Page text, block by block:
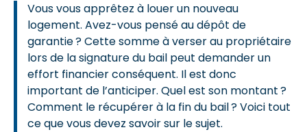
Vous vous apprêtez à louer un nouveau
logement. Avez-vous pensé au dépôt de
garantie ? Cette somme à verser au propriétaire
lors de la signature du bail peut demander un
effort financier conséquent. Il est donc
important de l’anticiper. Quel est son montant ?
Comment le récupérer à la fin du bail ? Voici tout
ce que vous devez savoir sur le sujet.